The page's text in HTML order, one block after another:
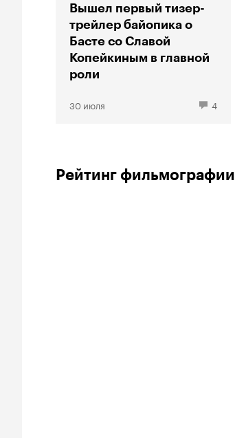
Вышел первый тизер-
трейлер байопика о
Басте со Славой
Копейкиным в главной
роли
30 июля 4
Рейтинг фильмографии